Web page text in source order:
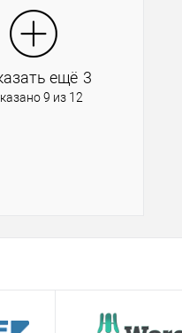
ещё 3
9 из 12